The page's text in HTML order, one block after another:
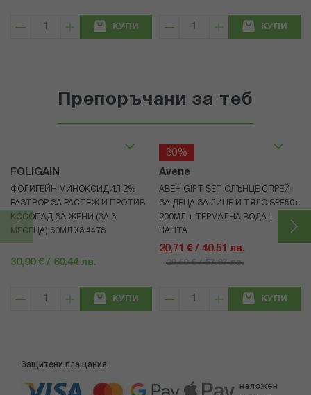
КУПИ КУПИ
Препоръчани за теб
FOLIGAIN
ФОЛИГЕЙН МИНОКСИДИЛ 2%
РАЗТВОР ЗА РАСТЕЖ И ПРОТИВ
КОСОПАД ЗА ЖЕНИ (ЗА 3
МЕСЕЦА) 60МЛ X3 4478
30,90 € / 60.44 лв.
КУПИ
30%
Avene
АВЕН GIFT SET СЛЪНЦЕ СПРЕЙ
ЗА ДЕЦА ЗА ЛИЦЕ И ТЯЛО SPF50+
200МЛ + ТЕРМАЛНА ВОДА +
ЧАНТА
20,71 € / 40.51 лв.
29,59 € / 57.87 лв.
КУПИ
Защитени плащания